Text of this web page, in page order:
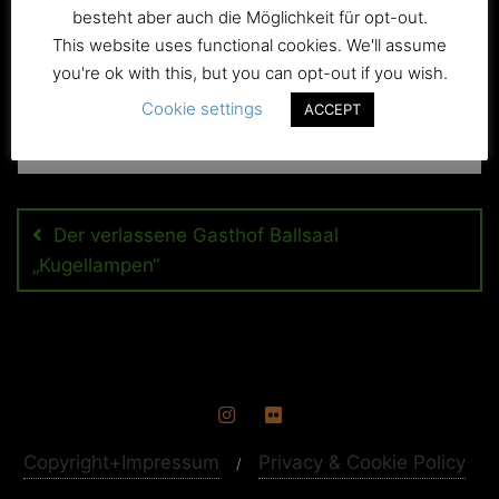
Der verlassene Gasthof Ballsaal
„Kugellampen“
Copyright+Impressum Privacy & Cookie Policy
besteht aber auch die Möglichkeit für opt-out.
This website uses functional cookies. We'll assume
you're ok with this, but you can opt-out if you wish.
Cookie settings
ACCEPT